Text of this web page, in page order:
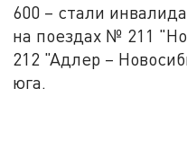
600 – стали
на поездах № 211
212 "Адлер –
юга.